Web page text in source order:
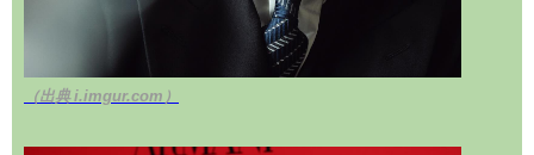
（出典 i.imgur.com）